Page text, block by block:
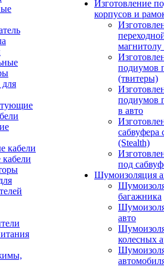
для
кабели
Изготовление
корпусов и
подиумов
(твитеры)
подиумов
в авто
сабвуфера
(Stealth)
под
Шумоизоляция
багажника
авто
колесных